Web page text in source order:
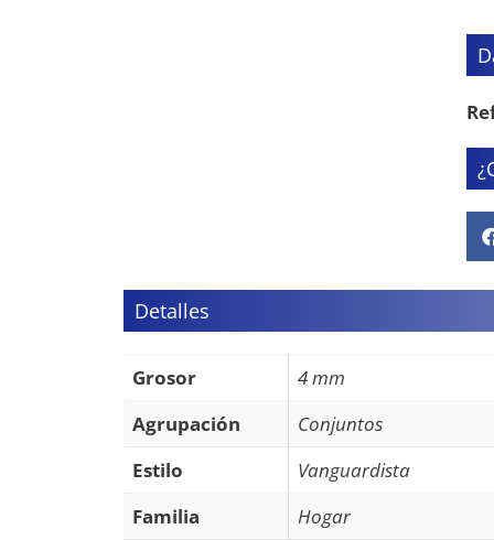
Detalles
Grosor
4 mm
Agrupación
Conjuntos
Estilo
Vanguardista
Familia
Hogar